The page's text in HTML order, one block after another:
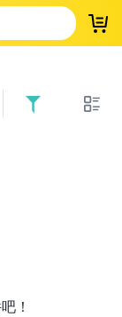
登
！